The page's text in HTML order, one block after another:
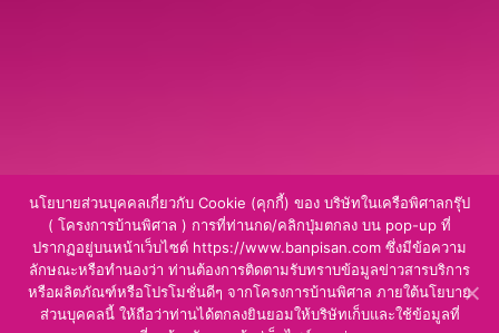
นโยบายส่วนบุคคลเกี่ยวกับ Cookie (คุกกี้) ของ บริษัทในเครือพิศาลกรุ๊ป
( โครงการบ้านพิศาล ) การที่ท่านกด/คลิกปุ่มตกลง บน pop-up ที่
ปรากฏอยู่บนหน้าเว็บไซต์ https://www.banpisan.com ซึ่งมีข้อความ
ลักษณะหรือทำนองว่า ท่านต้องการติดตามรับทราบข้อมูลข่าวสารบริการ
หรือผลิตภัณฑ์หรือโปรโมชั่นดีๆ จากโครงการบ้านพิศาล ภายใต้นโยบาย
ส่วนบุคคลนี้ ให้ถือว่าท่านได้ตกลงยินยอมให้บริษัทเก็บและใช้ข้อมูลที่